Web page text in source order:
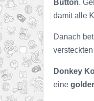
Button.
damit alle
Danach
Donkey
eine